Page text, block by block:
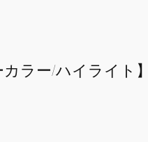
カラー/​ハイライト】